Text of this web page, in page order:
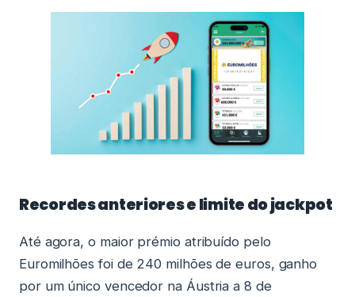
Recordes anteriores e limite do jackpot
Até agora, o maior prémio atribuído pelo
Euromilhões foi de 240 milhões de euros, ganho
por um único vencedor na Áustria a 8 de